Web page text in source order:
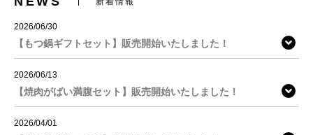
2026/06/30
【もつ鍋ギフトセット】販売開始いたしました！
2026/06/13
【焼肉がばい満腹セット】販売開始いたしました！
2026/04/01